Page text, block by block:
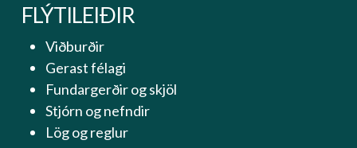
FLÝTILEIÐIR
Viðburðir
Gerast félagi
Fundargerðir og skjöl
Stjórn og nefndir
Lög og reglur